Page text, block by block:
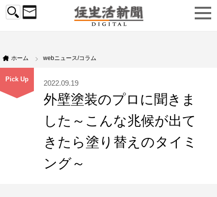
ホーム webニュース/コラム
Pick Up 2022.09.19
外壁塗装のプロに聞きま
した～こんな兆候が出て
きたら塗り替えのタイミ
ング～